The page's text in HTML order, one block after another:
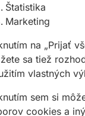
kvapalín
v kontakte s
Štatistika
Marketing
na „Prijať
sa tiež
vlastných
sem si
cookies a